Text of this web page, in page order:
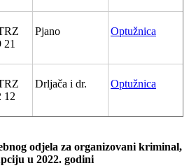
21
Pjano Optužnica
12
Drljača i dr. Optužnica
odjela za organizovani kriminal,
u 2022. godini